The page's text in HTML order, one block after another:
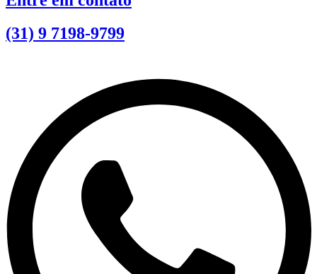
(31) 9 7198-9799